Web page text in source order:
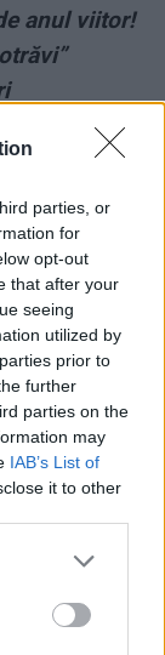
parties, or
for
opt-out
that after your
seeing
utilized by
prior to
further
parties on the
may
IAB’s List of
it to other
anul viitor!
– prins
său
rețelele